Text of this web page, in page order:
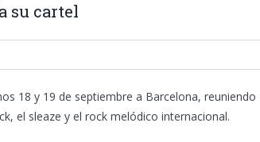
su cartel
18 y 19 de septiembre a Barcelona, reuniendo
el sleaze y el rock melódico internacional.